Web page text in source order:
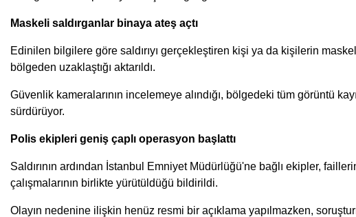
Maskeli saldırganlar binaya ateş açtı
Edinilen bilgilere göre saldırıyı gerçekleştiren kişi ya da kişilerin
bölgeden uzaklaştığı aktarıldı.
Güvenlik kameralarının incelemeye alındığı, bölgedeki tüm görüntü
sürdürüyor.
Polis ekipleri geniş çaplı operasyon başlattı
Saldırının ardından İstanbul Emniyet Müdürlüğü'ne bağlı ekipler,
çalışmalarının birlikte yürütüldüğü bildirildi.
Olayın nedenine ilişkin henüz resmi bir açıklama yapılmazken,